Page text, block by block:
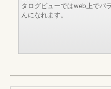
タログビューではweb上でパ
んになれます。